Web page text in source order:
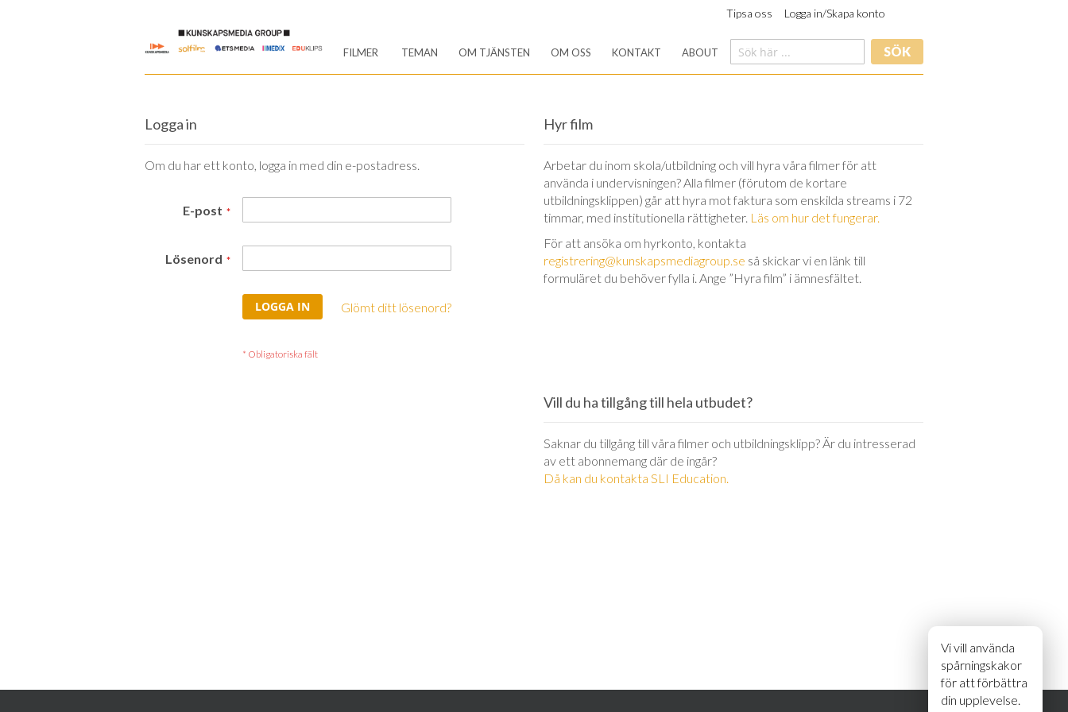
Vi vill använda
spårningskakor
för att förbättra
din upplevelse.
Tipsa oss Logga in/Skapa konto
Content
FILMER TEMAN OM TJÄNSTEN OM OSS KONTAKT ABOUT SÖK
Logga in
Om du har ett konto, logga in med din e-postadress.
E-post
Lösenord
LOGGA IN Glömt ditt lösenord?
Hyr film
Arbetar du inom skola/utbildning och vill hyra våra filmer för att
använda i undervisningen? Alla filmer (förutom de kortare
utbildningsklippen) går att hyra mot faktura som enskilda streams i 72
timmar, med institutionella rättigheter. Läs om hur det fungerar.
För att ansöka om hyrkonto, kontakta
registrering@kunskapsmediagroup.se så skickar vi en länk till
formuläret du behöver fylla i. Ange ”Hyra film” i ämnesfältet.
Vill du ha tillgång till hela utbudet?
Saknar du tillgång till våra filmer och utbildningsklipp? Är du intresserad
av ett abonnemang där de ingår?
Då kan du kontakta SLI Education.